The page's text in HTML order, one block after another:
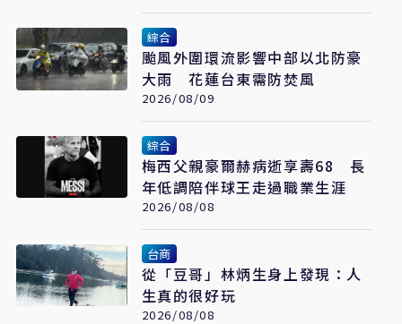
綜合
颱風外圍環流影響中部以北防豪
大雨 花蓮台東需防焚風
2026/08/09
綜合
梅西父親豪爾赫病逝享壽68 長
年低調陪伴球王走過職業生涯
2026/08/08
台商
從「豆哥」林炳生身上發現：人
生真的很好玩
2026/08/08